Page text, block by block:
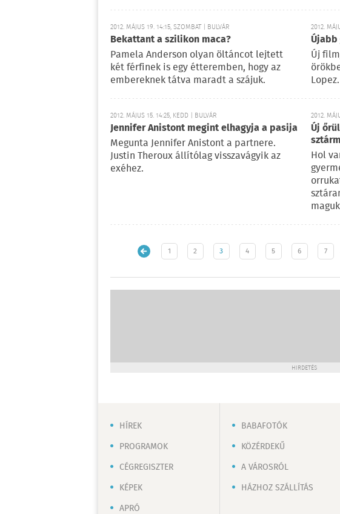
2012. MÁJUS 19. 14:15, SZOMBAT | BULVÁR
Bekattant a szilikon maca?
Pamela Anderson olyan öltáncot lejtett
két férfinek is egy étteremben, hogy az
embereknek tátva maradt a szájuk.
2012.
Új
Lopez.
2012. MÁJUS 15. 14:25, KEDD | BULVÁR
Jennifer Anistont megint elhagyja a pasija
Megunta Jennifer Anistont a partnere.
Justin Theroux állítólag visszavágyik az
exéhez.
2012.
Új
Hol
1 2 3 4 5 6 7
HIRDETÉS
HÍREK
PROGRAMOK
CÉGREGISZTER
KÉPEK
APRÓ
BABAFOTÓK
KÖZÉRDEKŰ
A VÁROSRÓL
HÁZHOZ SZÁLLÍTÁS